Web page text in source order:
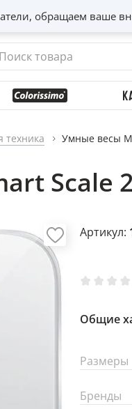
обращаем ваше
техника Умные весы
Scale 2
Артикул:
Общие
Размеры
Бренды